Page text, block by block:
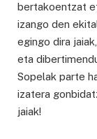
bertakoentzat
izango den
egingo dira
eta
Sopelak parte
izatera
jaiak!